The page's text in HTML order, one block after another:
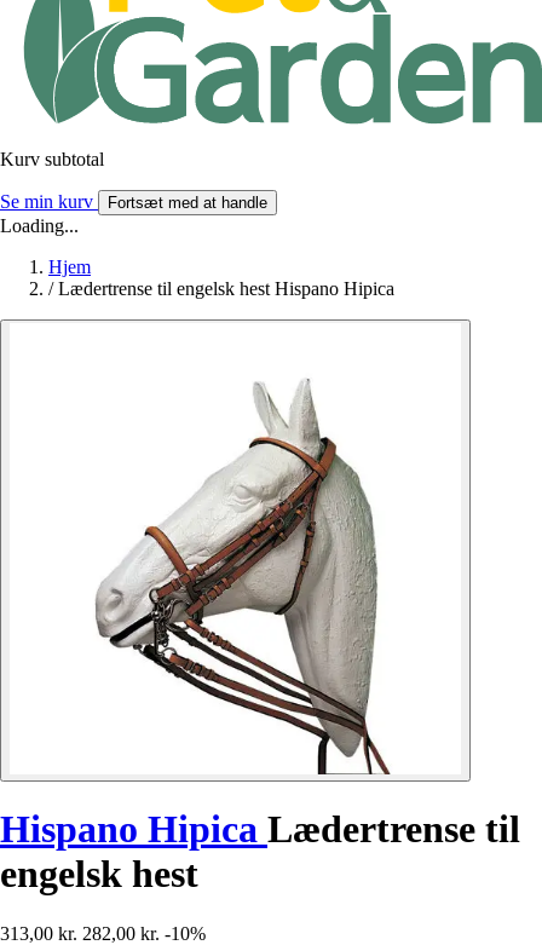
Kurv subtotal
Se min kurv Fortsæt med at handle
Loading...
Hjem
/ Lædertrense til engelsk hest Hispano Hipica
Hispano Hipica Lædertrense til
engelsk hest
313,00 kr. 282,00 kr. -10%